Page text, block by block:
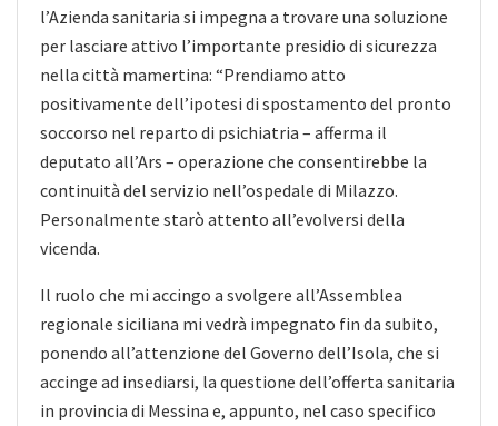
l’Azienda sanitaria si impegna a trovare una soluzione
per lasciare attivo l’importante presidio di sicurezza
nella città mamertina: “Prendiamo atto
positivamente dell’ipotesi di spostamento del pronto
soccorso nel reparto di psichiatria – afferma il
deputato all’Ars – operazione che consentirebbe la
continuità del servizio nell’ospedale di Milazzo.
Personalmente starò attento all’evolversi della
vicenda.
Il ruolo che mi accingo a svolgere all’Assemblea
regionale siciliana mi vedrà impegnato fin da subito,
ponendo all’attenzione del Governo dell’Isola, che si
accinge ad insediarsi, la questione dell’offerta sanitaria
in provincia di Messina e, appunto, nel caso specifico